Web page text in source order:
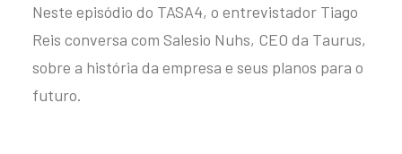
Neste episódio do TASA4, o entrevistador Tiago
Reis conversa com Salesio Nuhs, CEO da Taurus,
sobre a história da empresa e seus planos para o
futuro.